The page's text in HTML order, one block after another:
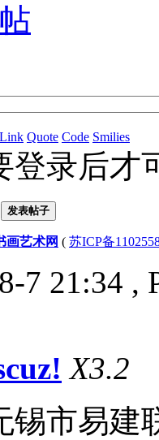
Link Quote Code Smilies
登录后才
发表帖子
画艺术网 ( 苏ICP备
7 21:34 ,
X3.2
锡市易建